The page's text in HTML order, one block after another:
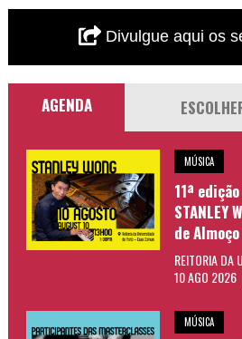
Divulgue aqui os
AGENDA
MÚSICA
11ª
STANLEY
de Almoço
REITORIA DA
10 AGO
MÚSICA